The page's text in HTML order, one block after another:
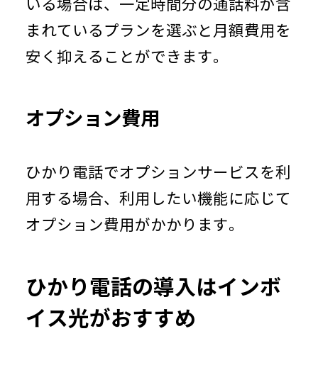
いる場合は、一定時間分の通話料が含
まれているプランを選ぶと月額費用を
安く抑えることができます。
オプション費用
ひかり電話でオプションサービスを利
用する場合、利用したい機能に応じて
オプション費用がかかります。
ひかり電話の導入はインボ
イス光がおすすめ